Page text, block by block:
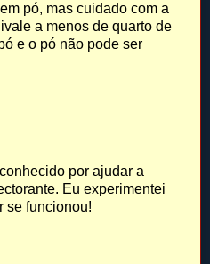
pó, mas cuidado com a
a menos de quarto de
e o pó não pode ser
por ajudar a
Eu experimentei
se funcionou!